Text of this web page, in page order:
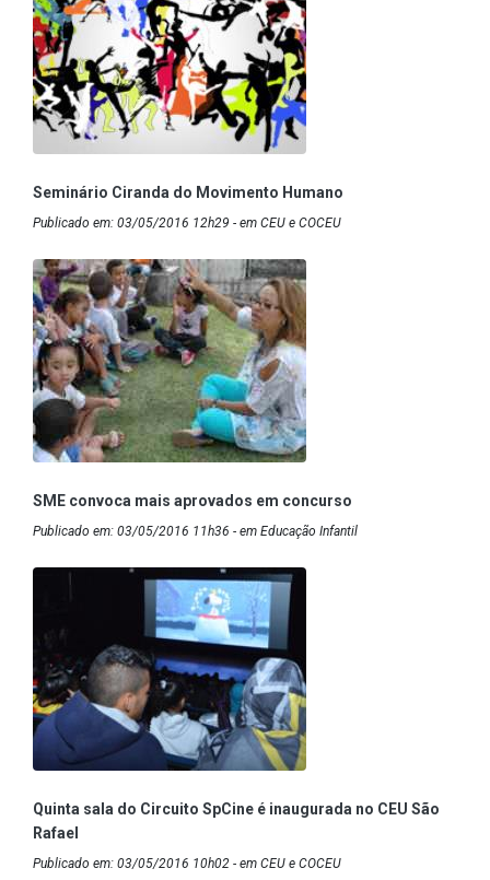
Seminário Ciranda do Movimento Humano
Publicado em: 03/05/2016 12h29 - em CEU e COCEU
SME convoca mais aprovados em concurso
Publicado em: 03/05/2016 11h36 - em Educação Infantil
Quinta sala do Circuito SpCine é inaugurada no CEU São
Rafael
Publicado em: 03/05/2016 10h02 - em CEU e COCEU